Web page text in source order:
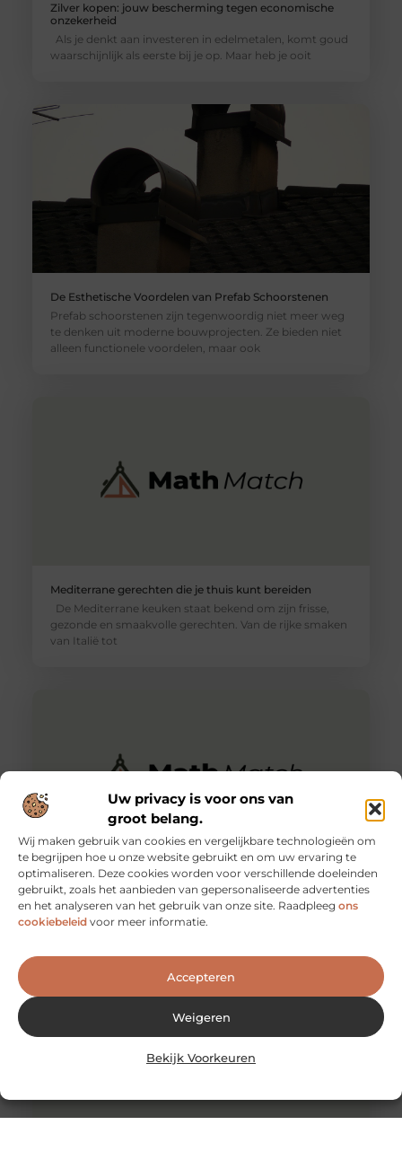
Uw privacy is voor ons van
groot belang.
Wij maken gebruik van cookies en vergelijkbare technologieën om
te begrijpen hoe u onze website gebruikt en om uw ervaring te
optimaliseren. Deze cookies worden voor verschillende doeleinden
gebruikt, zoals het aanbieden van gepersonaliseerde advertenties
en het analyseren van het gebruik van onze site. Raadpleeg ons
cookiebeleid voor meer informatie.
Accepteren
Weigeren
Bekijk Voorkeuren
Zilver kopen: jouw bescherming tegen economische
onzekerheid
Als je denkt aan investeren in edelmetalen, komt goud
waarschijnlijk als eerste bij je op. Maar heb je ooit
De Esthetische Voordelen van Prefab Schoorstenen
Prefab schoorstenen zijn tegenwoordig niet meer weg
te denken uit moderne bouwprojecten. Ze bieden niet
alleen functionele voordelen, maar ook
Mediterrane gerechten die je thuis kunt bereiden
De Mediterrane keuken staat bekend om zijn frisse,
gezonde en smaakvolle gerechten. Van de rijke smaken
van Italië tot
De voordelen van het werken als
evenementenbeveiliger in een flexibel systeem
Werken als evenementenbeveiliger kan een
dynamische en uitdagende carrière zijn, vooral wanneer